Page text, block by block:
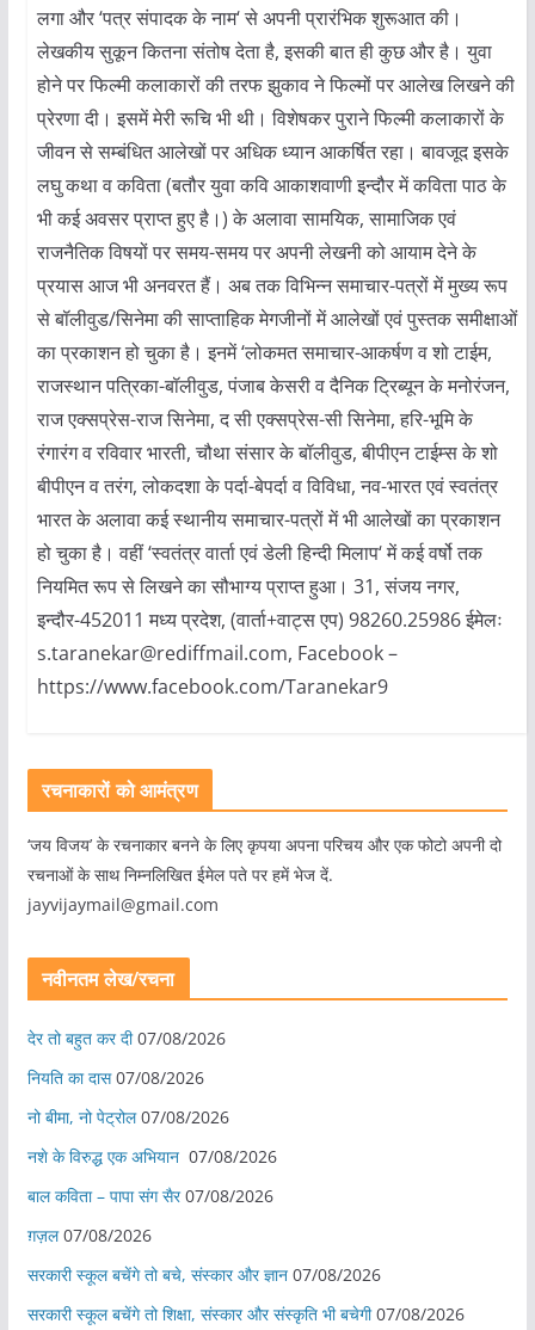
लगा और ‘पत्र संपादक के नाम‘ से अपनी प्रारंभिक शुरूआत की।
लेखकीय सुकून कितना संतोष देता है, इसकी बात ही कुछ और है। युवा
होने पर फिल्मी कलाकारों की तरफ झुकाव ने फिल्मों पर आलेख लिखने की
प्रेरणा दी। इसमें मेरी रूचि भी थी। विशेषकर पुराने फिल्मी कलाकारों के
जीवन से सम्बंधित आलेखों पर अधिक ध्यान आकर्षित रहा। बावजूद इसके
लघु कथा व कविता (बतौर युवा कवि आकाशवाणी इन्दौर में कविता पाठ के
भी कई अवसर प्राप्त हुए है।) के अलावा सामयिक, सामाजिक एवं
राजनैतिक विषयों पर समय-समय पर अपनी लेखनी को आयाम देने के
प्रयास आज भी अनवरत हैं। अब तक विभिन्न समाचार-पत्रों में मुख्य रूप
से बॉलीवुड/सिनेमा की साप्ताहिक मेगजीनों में आलेखों एवं पुस्तक समीक्षाओं
का प्रकाशन हो चुका है। इनमें ‘लोकमत समाचार-आकर्षण व शो टाईम,
राजस्थान पत्रिका-बॉलीवुड, पंजाब केसरी व दैनिक ट्रिब्यून के मनोरंजन,
राज एक्सप्रेस-राज सिनेमा, द सी एक्सप्रेस-सी सिनेमा, हरि-भूमि के
रंगारंग व रविवार भारती, चौथा संसार के बॉलीवुड, बीपीएन टाईम्स के शो
बीपीएन व तरंग, लोकदशा के पर्दा-बेपर्दा व विविधा, नव-भारत एवं स्वतंत्र
भारत के अलावा कई स्थानीय समाचार-पत्रों में भी आलेखों का प्रकाशन
हो चुका है। वहीं ‘स्वतंत्र वार्ता एवं डेली हिन्दी मिलाप‘ में कई वर्षो तक
नियमित रूप से लिखने का सौभाग्य प्राप्त हुआ। 31, संजय नगर,
इन्दौर-452011 मध्य प्रदेश, (वार्ता+वाट्स एप) 98260.25986 ईमेलः
s.taranekar@rediffmail.com, Facebook –
https://www.facebook.com/Taranekar9
रचनाकारों को आमंत्रण
‘जय विजय’ के रचनाकार बनने के लिए कृपया अपना परिचय और एक फोटो अपनी दो
रचनाओं के साथ निम्नलिखित ईमेल पते पर हमें भेज दें.
jayvijaymail@gmail.com
नवीनतम लेख/रचना
देर तो बहुत कर दी 07/08/2026
नियति का दास 07/08/2026
नो बीमा, नो पेट्रोल 07/08/2026
नशे के विरुद्ध एक अभियान 07/08/2026
बाल कविता – पापा संग सैर 07/08/2026
ग़ज़ल 07/08/2026
सरकारी स्कूल बचेंगे तो बचे, संस्कार और ज्ञान 07/08/2026
सरकारी स्कूल बचेंगे तो शिक्षा, संस्कार और संस्कृति भी बचेगी 07/08/2026